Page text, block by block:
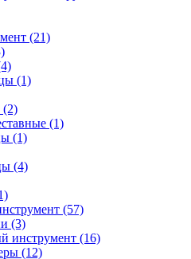
(21)
(1)
(2)
(1)
(1)
(4)
(57)
(3)
инструмент (16)
(12)